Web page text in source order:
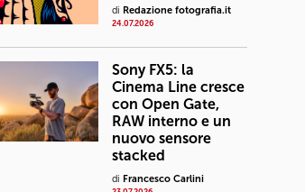
di Redazione fotografia.it
24.07.2026
Sony FX5: la
Cinema Line cresce
con Open Gate,
RAW interno e un
nuovo sensore
stacked
di Francesco Carlini